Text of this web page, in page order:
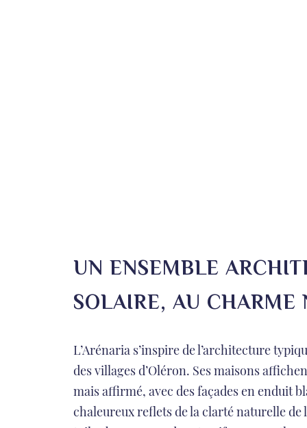
UN ENSEMBLE
SOLAIRE, AU CHARME
L’Arénaria s’inspire de l’architecture
des villages d’Oléron. Ses maisons
mais affirmé, avec des façades en enduit
chaleureux reflets de la clarté naturelle de